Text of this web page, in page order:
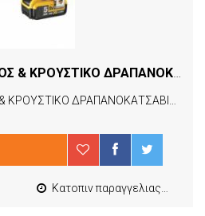
Κατοπιν παραγγελιας από 4 έως 10 εργασιμες